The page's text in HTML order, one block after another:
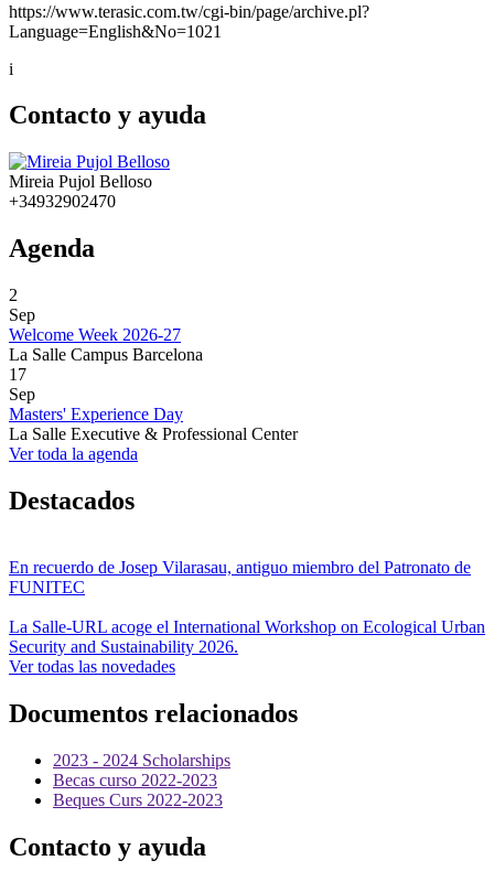
https://www.terasic.com.tw/cgi-bin/page/archive.pl?
Language=English&No=1021
i
Contacto y ayuda
Mireia Pujol Belloso
+34932902470
Agenda
2
Sep
Welcome Week 2026-27
La Salle Campus Barcelona
17
Sep
Masters' Experience Day
La Salle Executive & Professional Center
Ver toda la agenda
Destacados
En recuerdo de Josep Vilarasau, antiguo miembro del Patronato de
FUNITEC
La Salle-URL acoge el International Workshop on Ecological Urban
Security and Sustainability 2026.
Ver todas las novedades
Documentos relacionados
2023 - 2024 Scholarships
Becas curso 2022-2023
Beques Curs 2022-2023
Contacto y ayuda